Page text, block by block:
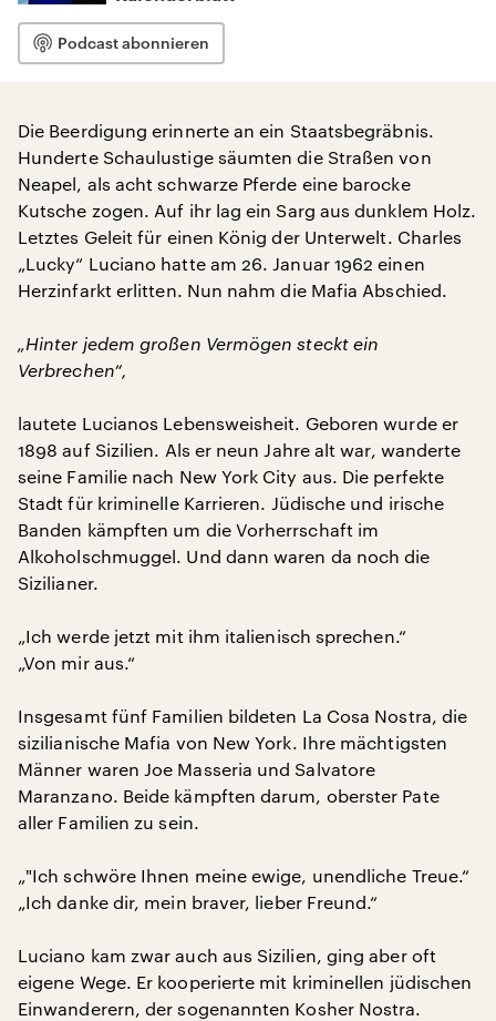
Podcast abonnieren
Die Beerdigung erinnerte an ein Staatsbegräbnis.
Hunderte Schaulustige säumten die Straßen von
Neapel, als acht schwarze Pferde eine barocke
Kutsche zogen. Auf ihr lag ein Sarg aus dunklem Holz.
Letztes Geleit für einen König der Unterwelt. Charles
„Lucky“ Luciano hatte am 26. Januar 1962 einen
Herzinfarkt erlitten. Nun nahm die Mafia Abschied.
„Hinter jedem großen Vermögen steckt ein
Verbrechen“,
lautete Lucianos Lebensweisheit. Geboren wurde er
1898 auf Sizilien. Als er neun Jahre alt war, wanderte
seine Familie nach New York City aus. Die perfekte
Stadt für kriminelle Karrieren. Jüdische und irische
Banden kämpften um die Vorherrschaft im
Alkoholschmuggel. Und dann waren da noch die
Sizilianer.
„Ich werde jetzt mit ihm italienisch sprechen.“
„Von mir aus.“
Insgesamt fünf Familien bildeten La Cosa Nostra, die
sizilianische Mafia von New York. Ihre mächtigsten
Männer waren Joe Masseria und Salvatore
Maranzano. Beide kämpften darum, oberster Pate
aller Familien zu sein.
„"Ich schwöre Ihnen meine ewige, unendliche Treue.“
„Ich danke dir, mein braver, lieber Freund.“
Luciano kam zwar auch aus Sizilien, ging aber oft
eigene Wege. Er kooperierte mit kriminellen jüdischen
Einwanderern, der sogenannten Kosher Nostra.